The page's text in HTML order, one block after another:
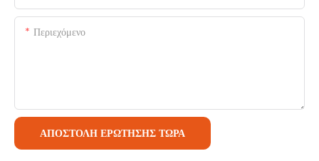
Περιεχόμενο
ΑΠΟΣΤΟΛΉ ΕΡΏΤΗΣΗΣ ΤΏΡΑ